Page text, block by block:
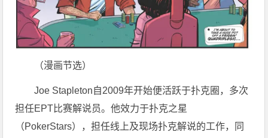
（漫画节选）
Joe Stapleton自2009年开始便活跃于扑克圈，多次
担任EPT比赛解说员。他效力于扑克之星
（PokerStars），担任线上及现场扑克解说的工作，同